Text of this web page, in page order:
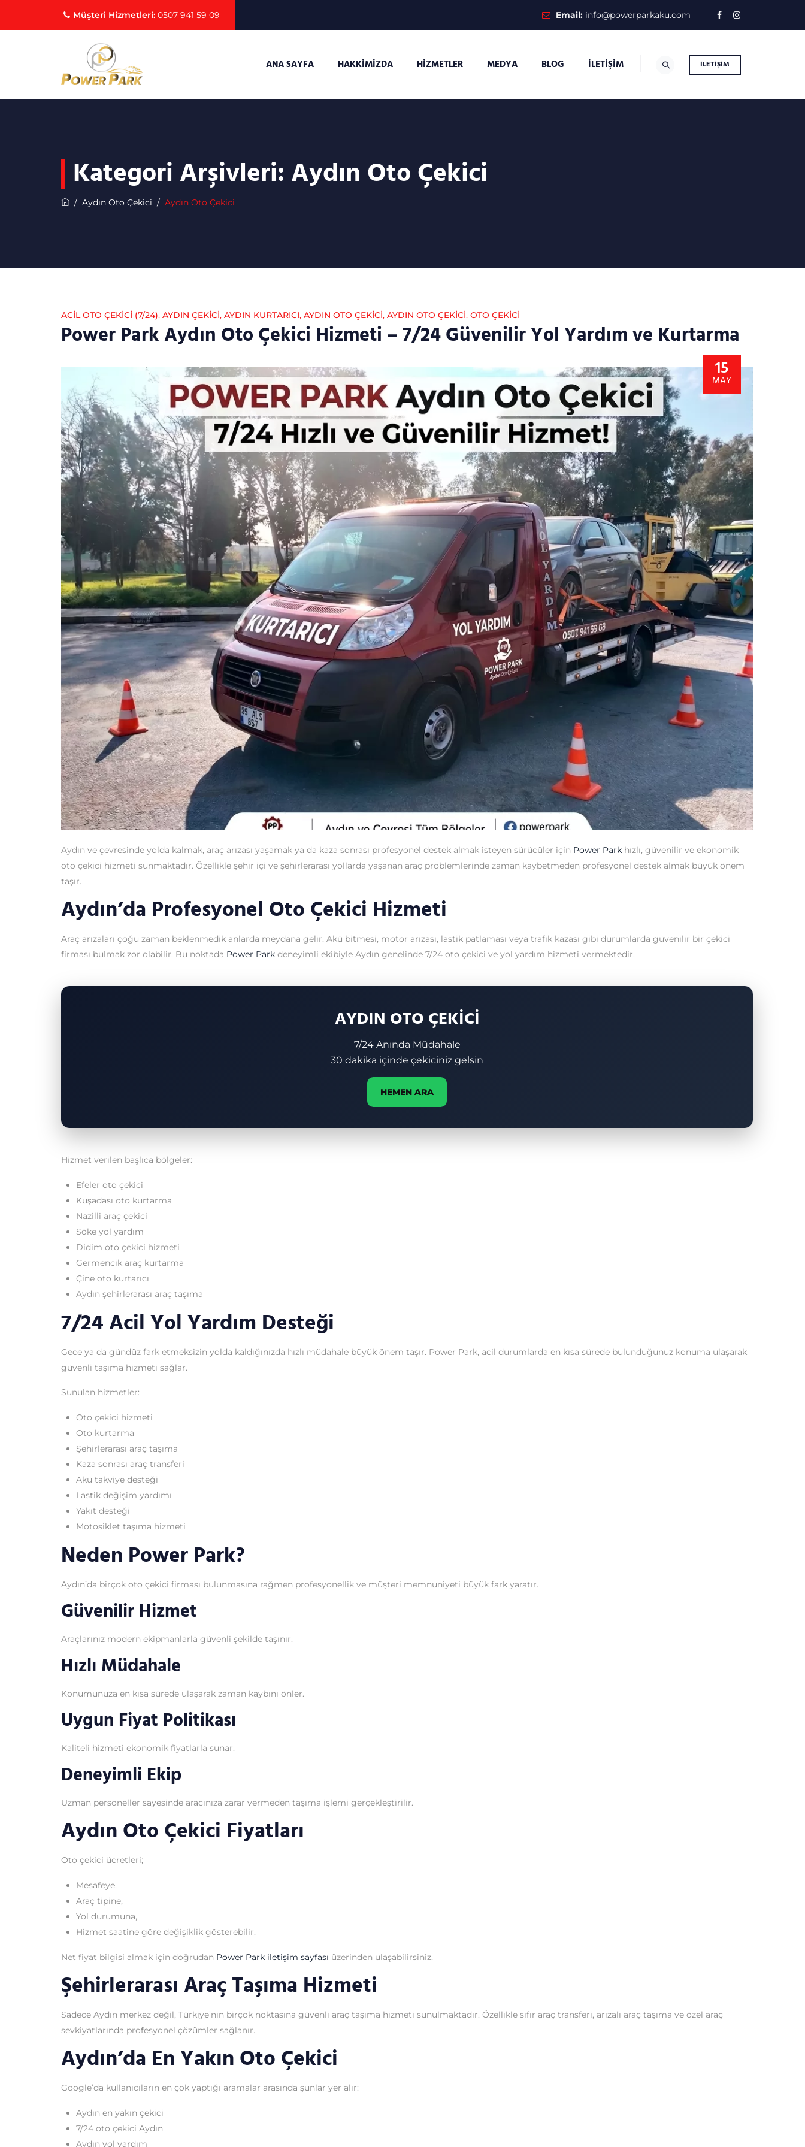
Müşteri Hizmetleri: 0507 941 59 09 Email: info@powerparkaku.com
İLETIŞIM
ANA SAYFA HAKKIMIZDA HIZMETLER MEDYA BLOG İLETIŞIM
Kategori Arşivleri: Aydın Oto Çekici
/ Aydın Oto Çekici / Aydın Oto Çekici
ACİL OTO ÇEKİCİ (7/24), AYDIN ÇEKICI, AYDIN KURTARICI, AYDIN OTO ÇEKICI, AYDIN OTO ÇEKICI, OTO ÇEKICI
Power Park Aydın Oto Çekici Hizmeti – 7/24 Güvenilir Yol Yardım ve Kurtarma
15
MAY
Aydın ve çevresinde yolda kalmak, araç arızası yaşamak ya da kaza sonrası profesyonel destek almak isteyen sürücüler için Power Park hızlı, güvenilir ve ekonomik
oto çekici hizmeti sunmaktadır. Özellikle şehir içi ve şehirlerarası yollarda yaşanan araç problemlerinde zaman kaybetmeden profesyonel destek almak büyük önem
taşır.
Aydın’da Profesyonel Oto Çekici Hizmeti
Araç arızaları çoğu zaman beklenmedik anlarda meydana gelir. Akü bitmesi, motor arızası, lastik patlaması veya trafik kazası gibi durumlarda güvenilir bir çekici
firması bulmak zor olabilir. Bu noktada Power Park deneyimli ekibiyle Aydın genelinde 7/24 oto çekici ve yol yardım hizmeti vermektedir.
AYDIN OTO ÇEKİCİ
7/24 Anında Müdahale
30 dakika içinde çekiciniz gelsin
HEMEN ARA
Hizmet verilen başlıca bölgeler:
Efeler oto çekici
Kuşadası oto kurtarma
Nazilli araç çekici
Söke yol yardım
Didim oto çekici hizmeti
Germencik araç kurtarma
Çine oto kurtarıcı
Aydın şehirlerarası araç taşıma
7/24 Acil Yol Yardım Desteği
Gece ya da gündüz fark etmeksizin yolda kaldığınızda hızlı müdahale büyük önem taşır. Power Park, acil durumlarda en kısa sürede bulunduğunuz konuma ulaşarak
güvenli taşıma hizmeti sağlar.
Sunulan hizmetler:
Oto çekici hizmeti
Oto kurtarma
Şehirlerarası araç taşıma
Kaza sonrası araç transferi
Akü takviye desteği
Lastik değişim yardımı
Yakıt desteği
Motosiklet taşıma hizmeti
Neden Power Park?
Aydın’da birçok oto çekici firması bulunmasına rağmen profesyonellik ve müşteri memnuniyeti büyük fark yaratır.
Güvenilir Hizmet
Araçlarınız modern ekipmanlarla güvenli şekilde taşınır.
Hızlı Müdahale
Konumunuza en kısa sürede ulaşarak zaman kaybını önler.
Uygun Fiyat Politikası
Kaliteli hizmeti ekonomik fiyatlarla sunar.
Deneyimli Ekip
Uzman personeller sayesinde aracınıza zarar vermeden taşıma işlemi gerçekleştirilir.
Aydın Oto Çekici Fiyatları
Oto çekici ücretleri;
Mesafeye,
Araç tipine,
Yol durumuna,
Hizmet saatine göre değişiklik gösterebilir.
Net fiyat bilgisi almak için doğrudan Power Park iletişim sayfası üzerinden ulaşabilirsiniz.
Şehirlerarası Araç Taşıma Hizmeti
Sadece Aydın merkez değil, Türkiye’nin birçok noktasına güvenli araç taşıma hizmeti sunulmaktadır. Özellikle sıfır araç transferi, arızalı araç taşıma ve özel araç
sevkiyatlarında profesyonel çözümler sağlanır.
Aydın’da En Yakın Oto Çekici
Google’da kullanıcıların en çok yaptığı aramalar arasında şunlar yer alır:
Aydın en yakın çekici
7/24 oto çekici Aydın
Aydın yol yardım